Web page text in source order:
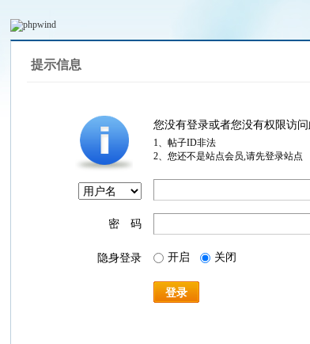
提示信息
您没有登录或者您没有权限访
1、帖子ID非法
2、您还不是站点会员,请先登录站点
密 码
隐身登录 开启 关闭
登录